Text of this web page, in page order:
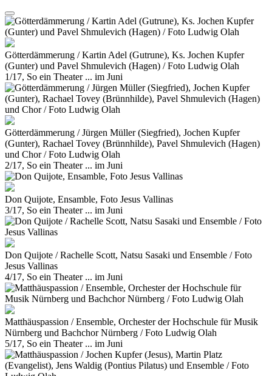
Götterdämmerung / Kartin Adel (Gutrune), Ks. Jochen Kupfer
(Gunter) und Pavel Shmulevich (Hagen) / Foto Ludwig Olah
1/17, So ein Theater ... im Juni
Götterdämmerung / Jürgen Müller (Siegfried), Jochen Kupfer
(Gunter), Rachael Tovey (Brünnhilde), Pavel Shmulevich (Hagen)
und Chor / Foto Ludwig Olah
2/17, So ein Theater ... im Juni
Don Quijote, Ensamble, Foto Jesus Vallinas
3/17, So ein Theater ... im Juni
Don Quijote / Rachelle Scott, Natsu Sasaki und Ensemble / Foto
Jesus Vallinas
4/17, So ein Theater ... im Juni
Matthäuspassion / Ensemble, Orchester der Hochschule für Musik
Nürnberg und Bachchor Nürnberg / Foto Ludwig Olah
5/17, So ein Theater ... im Juni